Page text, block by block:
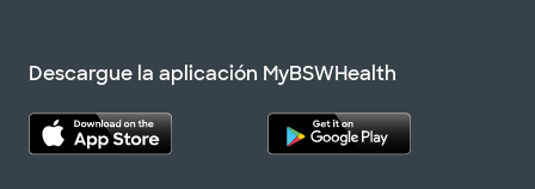
Descargue la aplicación MyBSWHealth